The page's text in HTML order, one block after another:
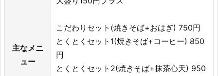
主なメニ
ュー
こだわりセット(焼きそば+おはぎ) 750円
とくとくセット1(焼きそば+コーヒー) 850
円
とくとくセット2(焼きそば+抹茶心天) 950